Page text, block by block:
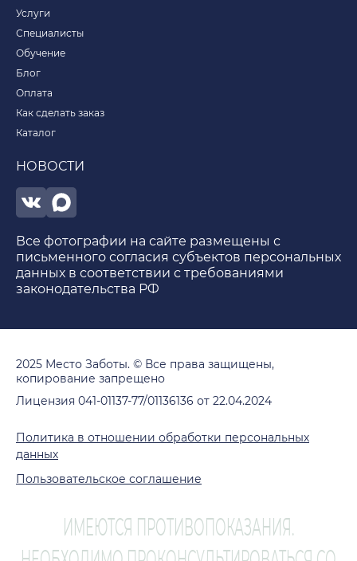
Услуги
Специалисты
Обучение
Блог
Оплата
Как сделать заказ
Каталог
НОВОСТИ
Все фотографии на сайте размещены с
письменного согласия субъектов персональных
данных в соответствии с требованиями
законодательства РФ
2025 Место Заботы. © Все права защищены,
копирование запрещено
Лицензия 041-01137-77/01136136 от 22.04.2024
Политика в отношении обработки персональных
данных
Пользовательское соглашение
ИМЕЮТСЯ ПРОТИВОПОКАЗАНИЯ.